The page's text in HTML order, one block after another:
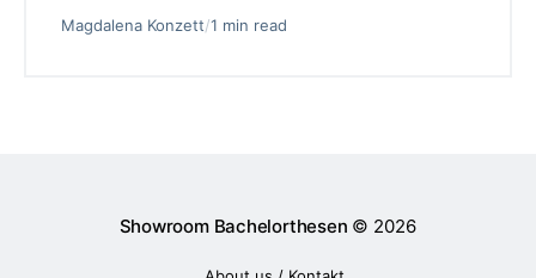
Magdalena Konzett/1 min read
Showroom Bachelorthesen © 2026